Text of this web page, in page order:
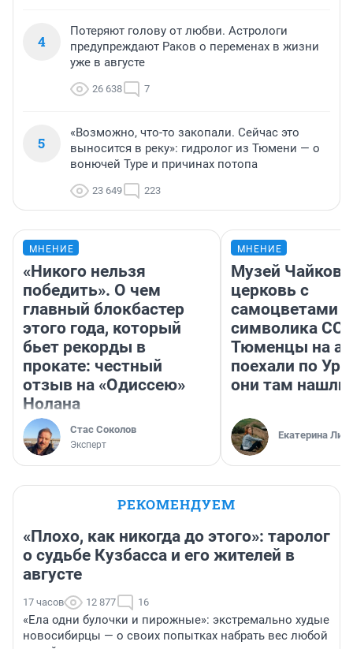
4
Потеряют голову от любви. Астрологи
предупреждают Раков о переменах в жизни
уже в августе
26 638 7
5
«Возможно, что-то закопали. Сейчас это
выносится в реку»: гидролог из Тюмени — о
вонючей Туре и причинах потопа
23 649 223
МНЕНИЕ
«Никого нельзя
победить». О чем
главный блокбастер
этого года, который
бьет рекорды в
прокате: честный
отзыв на «Одиссею»
Нолана
Стас Соколов
Эксперт
МНЕНИЕ
Музей
церковь с
самоцветами
символика
Тюменцы на
поехали по
они там нашли
Екатерина
РЕКОМЕНДУЕМ
«Плохо, как никогда до этого»: таролог
о судьбе Кузбасса и его жителей в
августе
17 часов 12 877 16
«Ела одни булочки и пирожные»: экстремально худые
новосибирцы — о своих попытках набрать вес любой